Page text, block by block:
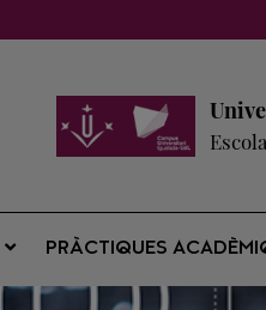
PRÀCTIQUES